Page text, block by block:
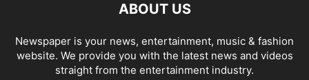
ABOUT US
Newspaper is your news, entertainment, music & fashion
website. We provide you with the latest news and videos
straight from the entertainment industry.